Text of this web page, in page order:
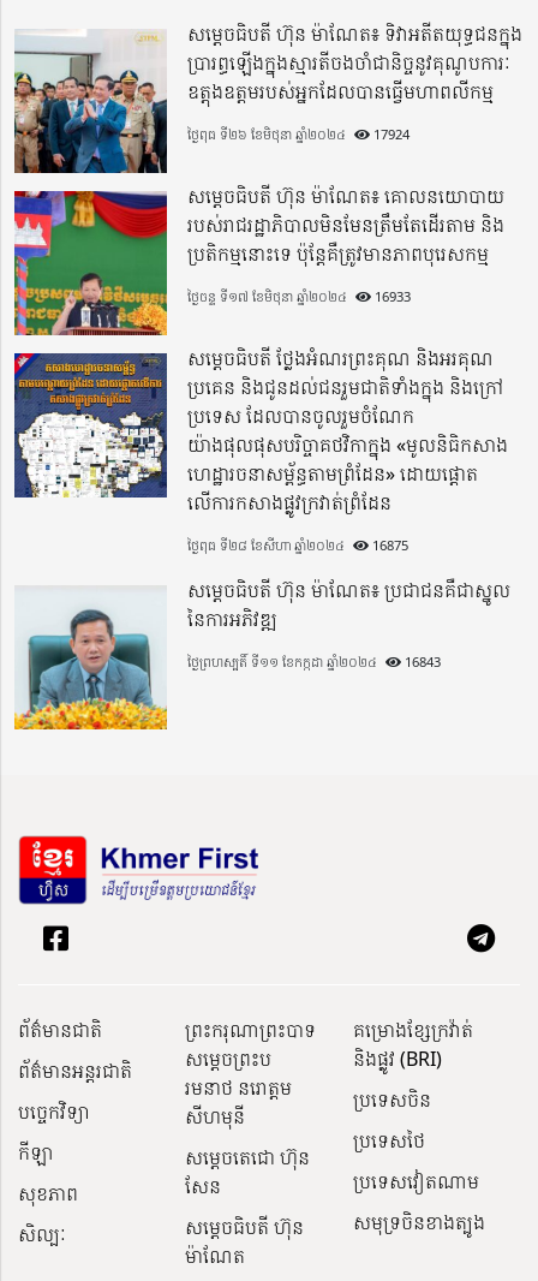
សម្តេចធិបតី ហ៊ុន ម៉ាណែត៖ ទិវាអតីតយុទ្ធជនក្នុង
ប្រារព្ធឡើងក្នុងស្មារតីចងចាំជានិច្ចនូវគុណូបការៈ
ឧត្តុងឧត្តមរបស់អ្នកដែលបានធ្វើមហាពលីកម្ម
ថ្ងៃពុធ ទី២៦ ខែមិថុនា ឆ្នាំ២០២៤ 17924
សម្តេចធិបតី ហ៊ុន ម៉ាណែត៖ គោលនយោបាយ
របស់រាជរដ្ឋាភិបាលមិនមែនត្រឹមតែដើរតាម និង
ប្រតិកម្មនោះទេ ប៉ុន្តែគឺត្រូវមានភាពបុរេសកម្ម
ថ្ងៃចន្ទ ទី១៧ ខែមិថុនា ឆ្នាំ២០២៤ 16933
សម្តេចធិបតី ថ្លែងអំណរព្រះគុណ និងអរគុណ
ប្រគេន និងជូនដល់ជនរួមជាតិទាំងក្នុង​ និងក្រៅ
ប្រទេស​ ដែលបានចូលរួមចំណែក
យ៉ាងផុលផុសបរិច្ចាគថវិកាក្នុង «មូលនិធិកសាង
ហេដ្ឋារចនាសម្ព័ន្ធតាមព្រំដែន» ដោយផ្ដោត
លើការកសាងផ្លូវក្រវាត់ព្រំដែន
ថ្ងៃពុធ ទី២៨ ខែសីហា ឆ្នាំ២០២៤ 16875
សម្តេចធិបតី ហ៊ុន ម៉ាណែត៖ ប្រជាជនគឺជាស្នូល
នៃការអភិវឌ្ឍ
ថ្ងៃព្រហស្បតិ៍ ទី១១ ខែកក្កដា ឆ្នាំ២០២៤ 16843
ព័ត៌មានជាតិ
ព័ត៌មានអន្តរជាតិ
បច្ចេកវិទ្យា
កីឡា
សុខភាព
សិល្បៈ
ព្រះករុណាព្រះបាទ
សម្តេចព្រះប
រមនាថ នរោត្តម
សីហមុនី
សម្តេចតេជោ ហ៊ុន
សែន
សម្ដេចធិបតី ហ៊ុន
ម៉ាណែត
គម្រោងខ្សែក្រវ៉ាត់
និងផ្លូវ (BRI)
ប្រទេសចិន
ប្រទេសថៃ
ប្រទេសវៀតណាម
សមុទ្រចិនខាងត្បូង